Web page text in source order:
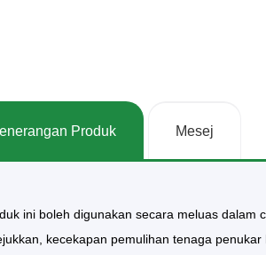
Produk Mesej
ini boleh digunakan secara meluas dalam
kecekapan pemulihan tenaga